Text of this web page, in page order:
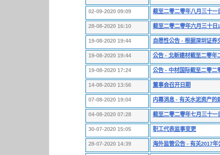
02-09-2020 09:09 截至二零二零年八月三十一
28-08-2020 16:10 截至二零二零年六月三十日
19-08-2020 19:44 自愿性公告 - 根据深圳证券
19-08-2020 19:44 公告 - 北新建材截至二零年
19-08-2020 17:24 公告 - 中材国际截至二零二
14-08-2020 13:56 董事会召开日期
07-08-2020 19:04 内幕消息 - 有关水泥资产的
04-08-2020 07:28 截至二零二零年七月三十一
30-07-2020 15:05 职工代表监事变更
28-07-2020 14:39 海外监管公告 - 有关2017年